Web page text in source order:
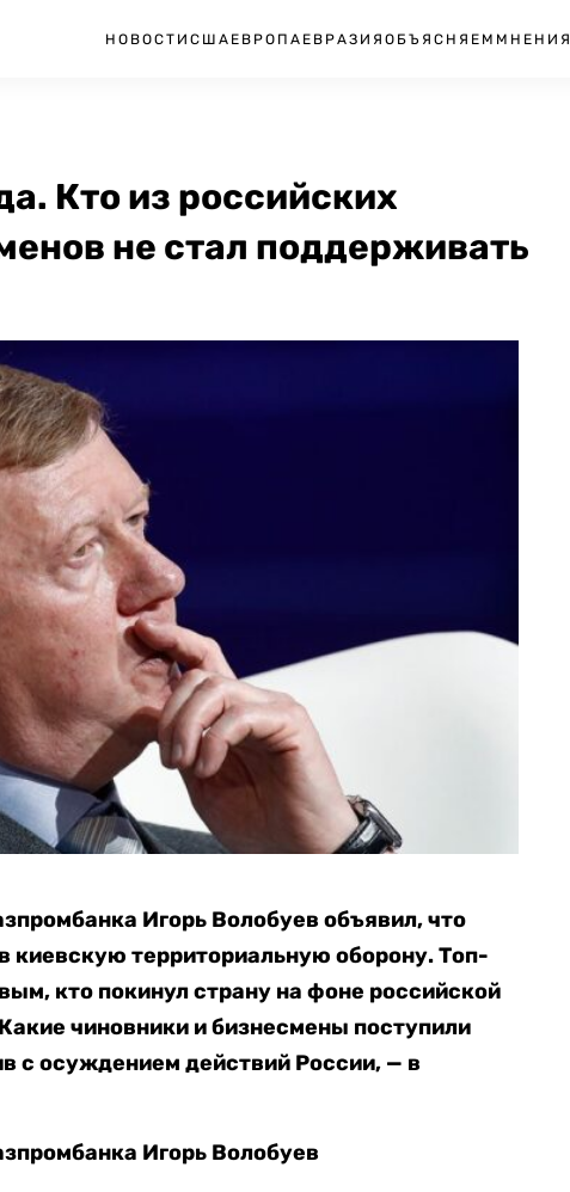
НОВОСТИ США ЕВРОПА ЕВРАЗИЯ ОБЪЯСНЯЕМ МНЕНИЯ
Кто из российских
не стал поддерживать
Игорь Волобуев объявил, что
киевскую территориальную оборону. Топ-
кто покинул страну на фоне российской
чиновники и бизнесмены поступили
с осуждением действий России, — в
Игорь Волобуев